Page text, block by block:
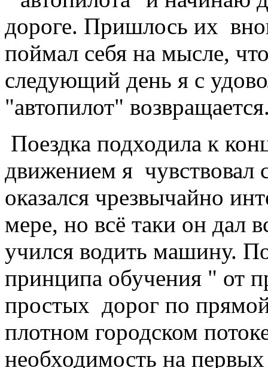
дороге. Пришлось их
поймал себя на мысле,
следующий день я с
"автопилот"
Поездка подходила к
движением я
оказался чрезвычайно
мере, но всё таки он дал
учился водить машину.
принципа обучения " от
простых дорог по
плотном городском
необходимость на